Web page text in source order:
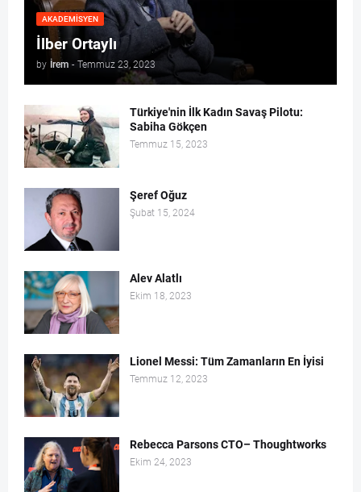
AKADEMISYEN
İlber Ortaylı
by İrem - Temmuz 23, 2023
Türkiye'nin İlk Kadın Savaş Pilotu:
Sabiha Gökçen
Temmuz 15, 2023
Şeref Oğuz
Şubat 15, 2024
Alev Alatlı
Ekim 18, 2023
Lionel Messi: Tüm Zamanların En İyisi
Temmuz 12, 2023
Rebecca Parsons CTO– Thoughtworks
Ekim 24, 2023